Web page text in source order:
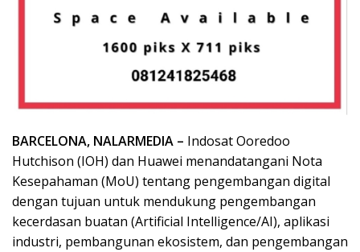
BARCELONA, NALARMEDIA – Indosat Ooredoo
Hutchison (IOH) dan Huawei menandatangani Nota
Kesepahaman (MoU) tentang pengembangan digital
dengan tujuan untuk mendukung pengembangan
kecerdasan buatan (Artificial Intelligence/AI), aplikasi
industri, pembangunan ekosistem, dan pengembangan